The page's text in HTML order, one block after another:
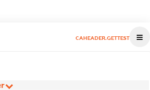
CAHEADER.GETTEST